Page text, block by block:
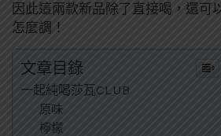
因此這兩款新品除了直接喝，還可
怎麼調！
文章目錄
一起純喝莎瓦CLUB
原味
檸檬